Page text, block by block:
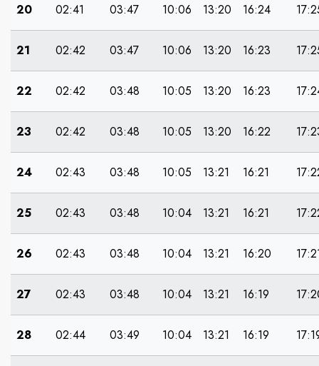
20 02:41 03:47 10:06 13:20 16:24
21 02:42 03:47 10:06 13:20 16:23
22 02:42 03:48 10:05 13:20 16:23
23 02:42 03:48 10:05 13:20 16:22
24 02:43 03:48 10:05 13:21 16:21
25 02:43 03:48 10:04 13:21 16:21
26 02:43 03:48 10:04 13:21 16:20
27 02:43 03:48 10:04 13:21 16:19
28 02:44 03:49 10:04 13:21 16:19